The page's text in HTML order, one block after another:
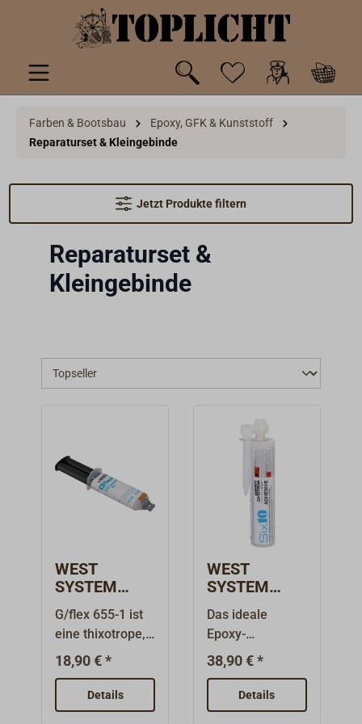
springen
Farben & Bootsbau
Epoxy, GFK & Kunststoff
Reparaturset & Kleingebinde
Jetzt Produkte filtern
Reparaturset &
Kleingebinde
WEST
SYSTEM
G/FLEX 655-
1 Reparatur-
Kit
G/flex 655-1 ist
eine thixotrope,
bereits
gebrauchsfertig
angedickte, nicht
tropfende
18,90 € *
Details
WEST
SYSTEM
SIX10
Epoxid-Harz
Kartusche
Das ideale
Epoxy-
Kleingebinde
und Reparatur-
Set an Bord und
in der
38,90 € *
Details